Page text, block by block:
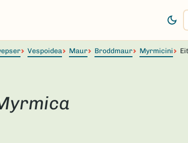
i
Vespoidea Maur Broddmaur Myrmicini